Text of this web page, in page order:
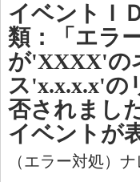
イベントＩ
類：「エラ
が'XXXX'の
ス'x.x.x.x'の
否されまし
イベントが
（エラー対処